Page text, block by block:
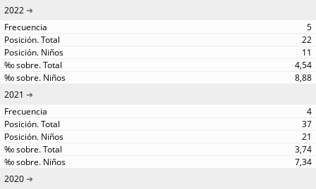
2022
5
22
11
4,54
8,88
2021
4
37
21
3,74
7,34
2020